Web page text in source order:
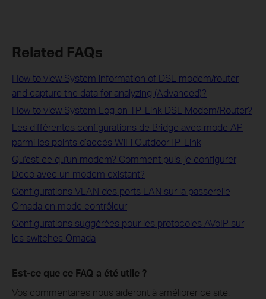
Related FAQs
How to view System information of DSL modem/router
and capture the data for analyzing (Advanced)?
How to view System Log on TP-Link DSL Modem/Router?
Les différentes configurations de Bridge avec mode AP
parmi les points d’accès WiFi OutdoorTP-Link
Qu'est-ce qu'un modem? Comment puis-je configurer
Deco avec un modem existant?
Configurations VLAN des ports LAN sur la passerelle
Omada en mode contrôleur
Configurations suggérées pour les protocoles AVoIP sur
les switches Omada
Est-ce que ce FAQ a été utile ?
Vos commentaires nous aideront à améliorer ce site.